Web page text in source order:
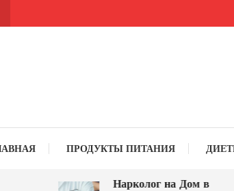
ПРОДУКТЫ ПИТАНИЯ
Нарколог на Дом в